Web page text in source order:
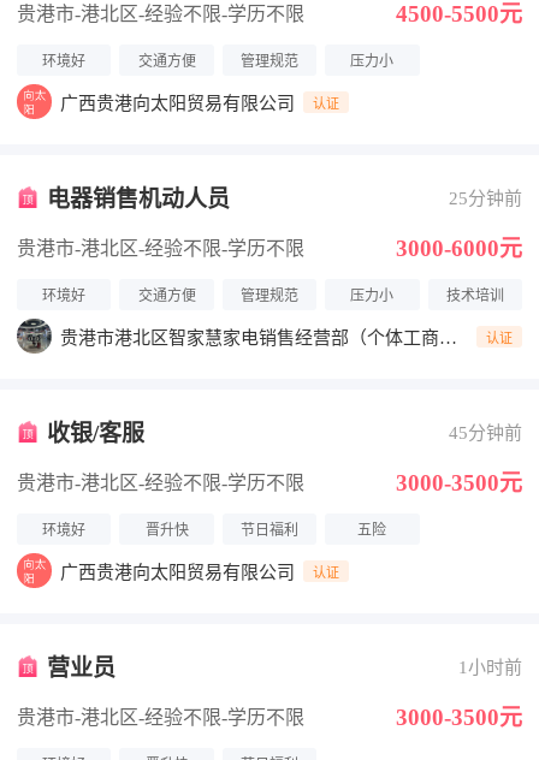
贵港市-港北区-经验不限-学历不限 4500-5500元
环境好 交通方便 管理规范 压力小
广西贵港向太阳贸易有限公司 认证
电器销售机动人员 25分钟前
贵港市-港北区-经验不限-学历不限 3000-6000元
环境好 交通方便 管理规范 压力小 技术培训
贵港市港北区智家慧家电销售经营部（个体工商
认证
收银/客服 45分钟前
贵港市-港北区-经验不限-学历不限 3000-3500元
环境好 晋升快 节日福利 五险
广西贵港向太阳贸易有限公司 认证
营业员 1小时前
贵港市-港北区-经验不限-学历不限 3000-3500元